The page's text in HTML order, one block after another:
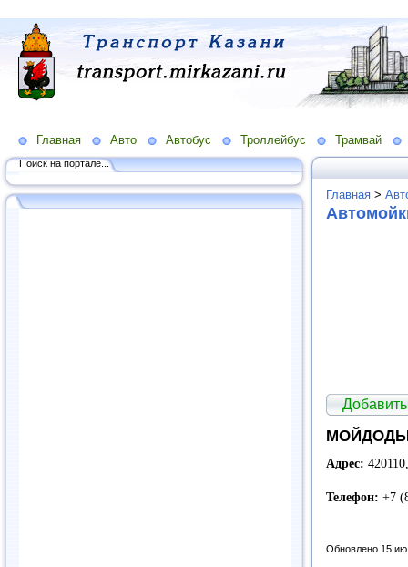
Главная Авто Автобус Троллейбус Трамвай
Поиск на портале...
Главная >
Адрес:
Телефон: +7
Обновлено 15